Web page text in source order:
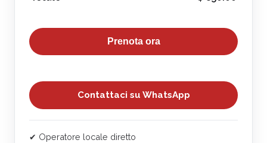
Prenota ora
Contattaci su WhatsApp
✔ Operatore locale diretto